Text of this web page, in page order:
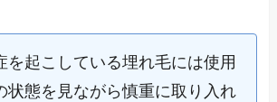
を起こしている埋れ毛には使用
状態を見ながら慎重に取り入れ